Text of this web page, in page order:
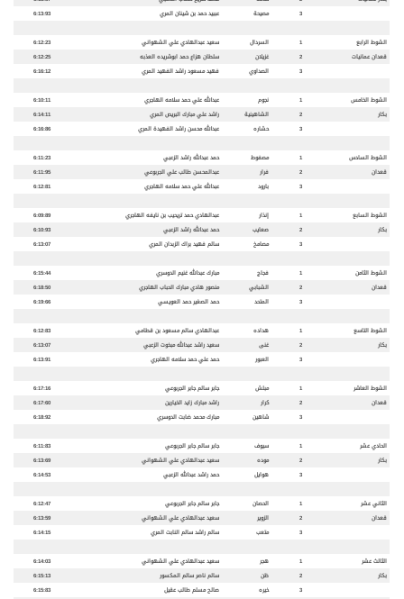
3
مصيحة عببيد حمد بن شينان المري 6:13:93
الشوط الرابع 1 السردال سعيد عبدالهادي علي الشهواني
6:12:23
قعدان عمانيات
2 غزيلان سلطان هزاع حمد ابوشريده العذبه
6:12:25
3
الصداوي فهيد مسعود راشد الفهيد المري 6:16:12
الشوط الخامس 1 نجوم عبدالله علي حمد سلامه الهاجري
6:10:11
بكار
2 الشاهينية راشد علي مبارك البريص المري
6:14:11
3
حشاره عبدالله محسن راشد الفهيدة المري 6:16:86
الشوط السادس 1 مصفوط حمد عبدالله راشد الزعبي
6:11:23
قعدان
2 فرار عبدالمحسن طالب علي الجربوعي
6:11:95
3
بارود عبدالله علي حمد سلامه الهاجري 6:12:81
الشوط السابع 1 إنذار عبدالهادي حمد تريحيب بن نايفه الهاجري
6:09:89
بكار
2 صعايب حمد عبدالله راشد الزعبي
6:10:93
3
مصامخ سالم فهيد براك الزبدان المري 6:13:07
الشوط الثامن 1 فجاج مبارك عبدالله غنيم الدوسري
6:15:44
قعدان
2 الشبابي منصور هادي مبارك الحباب الهاجري
6:18:50
3
المتحد حمد الصغير حمد العويسي 6:19:66
الشوط التاسع 1 هداده عبدالهادي سالم مسعود بن قطامي
6:12:83
بكار
2 غنى سعيد راشد عبدالله مبخوت الزعبي
6:13:07
3
العبور حمد علي حمد سلامه الهاجري 6:13:91
الشوط العاشر 1 مبلش جابر سالم جابر الجربوعي
6:17:16
قعدان
2 كرار راشد مبارك زايد الخيارين
6:17:60
3
شاهين مبارك محمد ضابت الدوسري 6:18:92
الحادي عشر 1 سيوف جابر سالم جابر الجربوعي
6:11:83
بكار
2 موده سعيد عبدالهادي علي الشهواني
6:13:69
3
هوايل حمد راشد عبدالله الزعبي 6:14:53
الثاني عشر 1 الحصان جابر سالم جابر الجربوعي
6:12:47
قعدان
2 الزوير سعيد عبدالهادي علي الشهواني
6:13:59
3
متعب سالم راشد سالم النابت المري 6:14:15
الثالث عشر 1 هجر سعيد عبدالهادي علي الشهواني
6:14:03
بكار
2 ظن سالم ناصر سالم المكسور
6:15:13
3
خيره صالح مسلم طالب عقيل 6:15:83